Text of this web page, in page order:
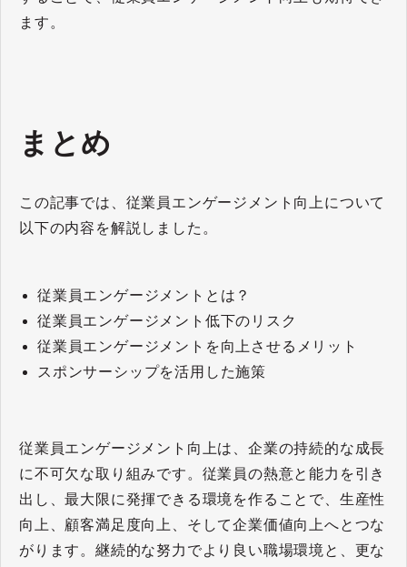
ます。
まとめ
この記事では、従業員エンゲージメント向上について
以下の内容を解説しました。
従業員エンゲージメントとは？
従業員エンゲージメント低下のリスク
従業員エンゲージメントを向上させるメリット
スポンサーシップを活用した施策
従業員エンゲージメント向上は、企業の持続的な成長
に不可欠な取り組みです。従業員の熱意と能力を引き
出し、最大限に発揮できる環境を作ることで、生産性
向上、顧客満足度向上、そして企業価値向上へとつな
がります。継続的な努力でより良い職場環境と、更な